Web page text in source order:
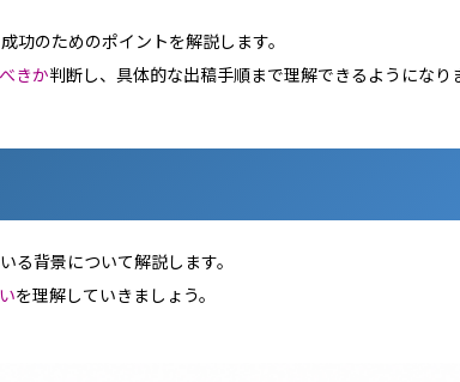
功のためのポイントを解説します。
きか判断し、具体的な出稿手順まで理解できるようになり
る背景について解説します。
を理解していきましょう。